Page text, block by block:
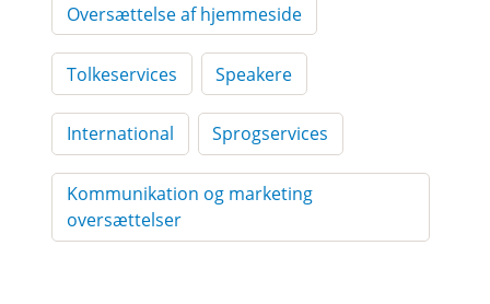
Oversættelse af hjemmeside
Tolkeservices Speakere
International Sprogservices
Kommunikation og marketing
oversættelser